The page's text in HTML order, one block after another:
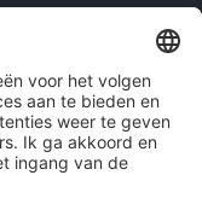
Colofon